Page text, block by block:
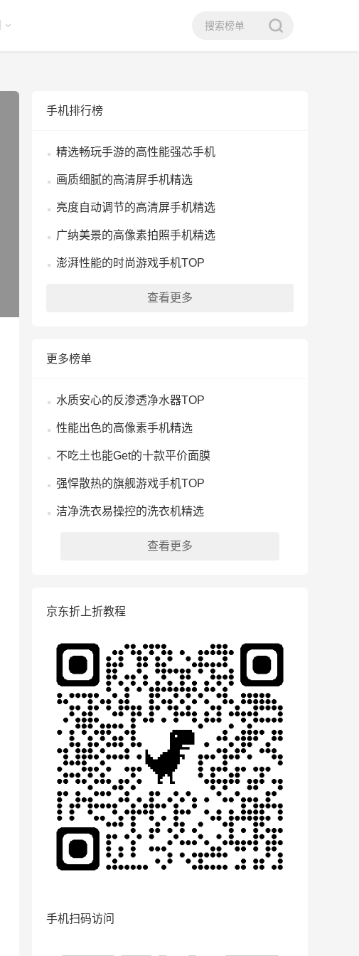
手机排行榜
精选畅玩手游的高性能强芯手机
画质细腻的高清屏手机精选
亮度自动调节的高清屏手机精选
广纳美景的高像素拍照手机精选
澎湃性能的时尚游戏手机TOP
查看更多
更多榜单
水质安心的反渗透净水器TOP
性能出色的高像素手机精选
不吃土也能Get的十款平价面膜
强悍散热的旗舰游戏手机TOP
洁净洗衣易操控的洗衣机精选
查看更多
京东折上折教程
手机扫码访问